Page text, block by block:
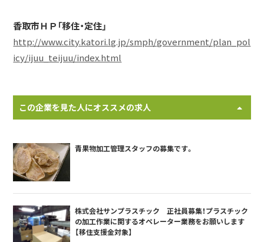
香取市ＨＰ「移住・定住」
http://www.city.katori.lg.jp/smph/government/plan_pol
icy/ijuu_teijuu/index.html
この企業を見た人にオススメの求人
青果物加工管理スタッフの募集です。
株式会社サンプラスチック 正社員募集！プラスチック
の加工作業に関するオペレーター業務をお願いします
【移住支援金対象】